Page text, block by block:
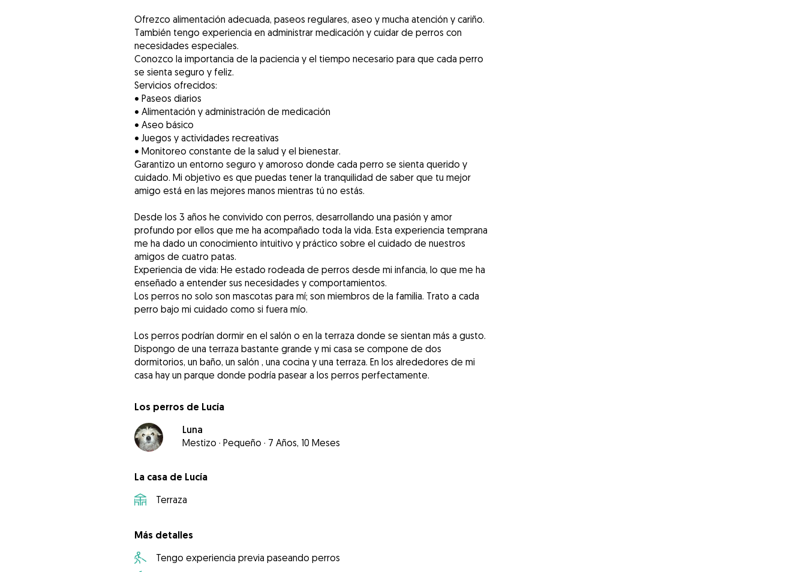
Ofrezco alimentación adecuada, paseos regulares, aseo y mucha atención y cariño.
También tengo experiencia en administrar medicación y cuidar de perros con
necesidades especiales.
Conozco la importancia de la paciencia y el tiempo necesario para que cada perro
se sienta seguro y feliz.
Servicios ofrecidos:
• Paseos diarios
• Alimentación y administración de medicación
• Aseo básico
• Juegos y actividades recreativas
• Monitoreo constante de la salud y el bienestar.
Garantizo un entorno seguro y amoroso donde cada perro se sienta querido y
cuidado. Mi objetivo es que puedas tener la tranquilidad de saber que tu mejor
amigo está en las mejores manos mientras tú no estás.
Desde los 3 años he convivido con perros, desarrollando una pasión y amor
profundo por ellos que me ha acompañado toda la vida. Esta experiencia temprana
me ha dado un conocimiento intuitivo y práctico sobre el cuidado de nuestros
amigos de cuatro patas.
Experiencia de vida: He estado rodeada de perros desde mi infancia, lo que me ha
enseñado a entender sus necesidades y comportamientos.
Los perros no solo son mascotas para mí; son miembros de la familia. Trato a cada
perro bajo mi cuidado como si fuera mío.
Los perros podrían dormir en el salón o en la terraza donde se sientan más a gusto.
Dispongo de una terraza bastante grande y mi casa se compone de dos
dormitorios, un baño, un salón , una cocina y una terraza. En los alrededores de mi
casa hay un parque donde podría pasear a los perros perfectamente.
Los perros de Lucía
Luna
Mestizo · Pequeño · 7 Años, 10 Meses
La casa de Lucía
Terraza
Más detalles
Tengo experiencia previa paseando perros